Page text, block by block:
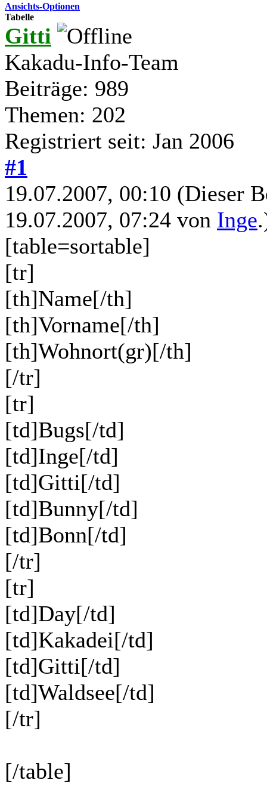
Ansichts-Optionen
Tabelle
Gitti
Kakadu-Info-Team
Beiträge: 989
Themen: 202
Registriert seit: Jan 2006
#1
19.07.2007, 00:10 (Dieser
19.07.2007, 07:24 von Inge
[table=sortable]
[tr]
[th]Name[/th]
[th]Vorname[/th]
[th]Wohnort(gr)[/th]
[/tr]
[tr]
[td]Bugs[/td]
[td]Inge[/td]
[td]Gitti[/td]
[td]Bunny[/td]
[td]Bonn[/td]
[/tr]
[tr]
[td]Day[/td]
[td]Kakadei[/td]
[td]Gitti[/td]
[td]Waldsee[/td]
[/tr]
[/table]